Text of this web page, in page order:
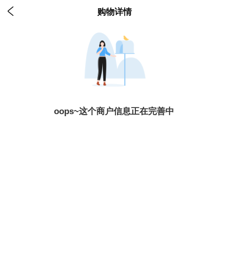
 购物详情
oops~这个商户信息正在完善中